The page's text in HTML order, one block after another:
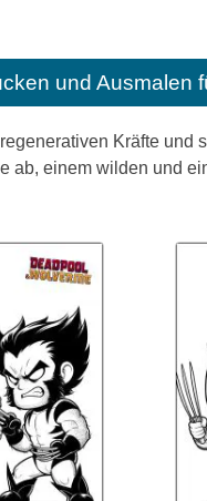
und Ausmalen
Kräfte und
ab, einem wilden und